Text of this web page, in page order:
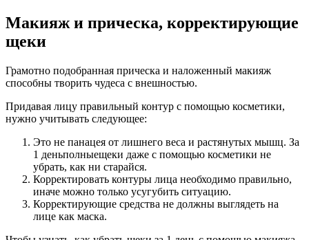
Макияж и прическа, корректирующие
щеки
Грамотно подобранная прическа и наложенный макияж
способны творить чудеса с внешностью.
Придавая лицу правильный контур с помощью косметики,
нужно учитывать следующее:
Это не панацея от лишнего веса и растянутых мышц. За
1 деньполныещеки даже с помощью косметики не
убрать, как ни старайся.
Корректировать контуры лица необходимо правильно,
иначе можно только усугубить ситуацию.
Корректирующие средства не должны выглядеть на
лице как маска.